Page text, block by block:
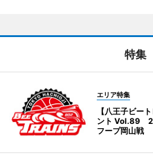
特集
エリア特集
【八王子ビー
ント Vol.89
フープ岡山戦